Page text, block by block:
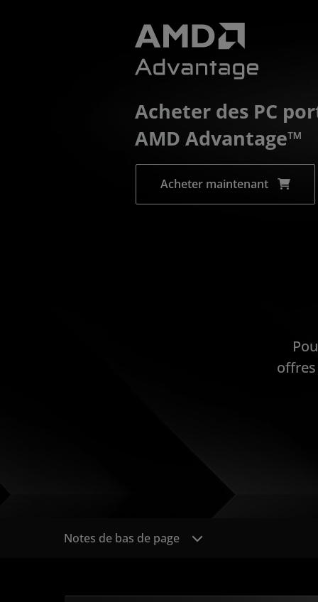
Acheter des PC
AMD Advantage™
Acheter maintenant
Notes de bas de page